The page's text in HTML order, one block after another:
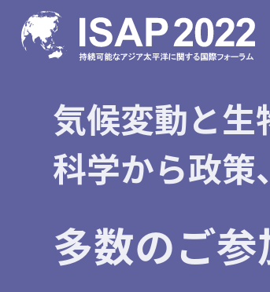
気候変動と生
科学から政策
多数のご参